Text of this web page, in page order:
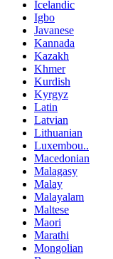
Icelandic
Igbo
Javanese
Kannada
Kazakh
Khmer
Kurdish
Kyrgyz
Latin
Latvian
Lithuanian
Luxembou..
Macedonian
Malagasy
Malay
Malayalam
Maltese
Maori
Marathi
Mongolian